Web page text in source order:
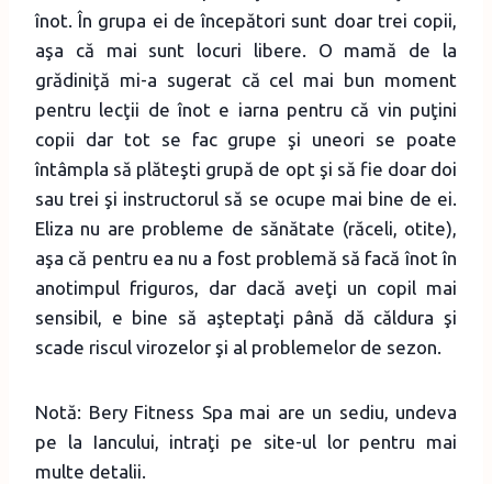
înot. În grupa ei de începători sunt doar trei copii,
aşa că mai sunt locuri libere. O mamă de la
grădiniţă mi-a sugerat că cel mai bun moment
pentru lecţii de înot e iarna pentru că vin puţini
copii dar tot se fac grupe şi uneori se poate
întâmpla să plăteşti grupă de opt şi să fie doar doi
sau trei şi instructorul să se ocupe mai bine de ei.
Eliza nu are probleme de sănătate (răceli, otite),
aşa că pentru ea nu a fost problemă să facă înot în
anotimpul friguros, dar dacă aveţi un copil mai
sensibil, e bine să aşteptaţi până dă căldura şi
scade riscul virozelor şi al problemelor de sezon.
Notă: Bery Fitness Spa mai are un sediu, undeva
pe la Iancului, intraţi pe site-ul lor pentru mai
multe detalii.